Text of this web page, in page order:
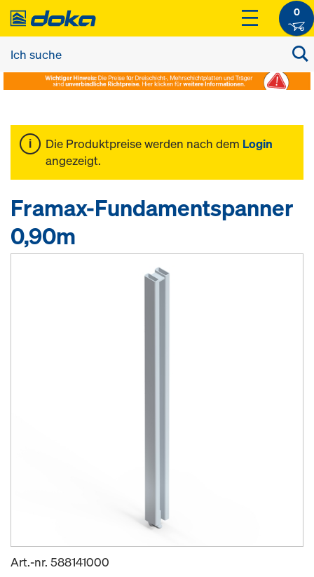
0
Die Produktpreise werden nach dem Login
angezeigt.
Framax-Fundamentspanner
0,90m
Art.-nr. 588141000